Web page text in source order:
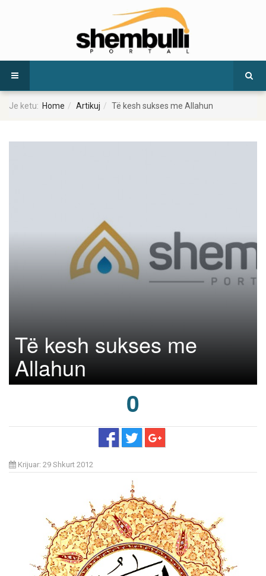
Je ketu: Home Artikuj Të kesh sukses me Allahun
Të kesh sukses me
Allahun
0
Krijuar: 29 Shkurt 2012